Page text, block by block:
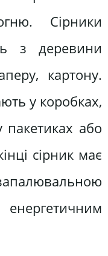
Сірники
з деревини
картону.
у коробках,
або
сірник має